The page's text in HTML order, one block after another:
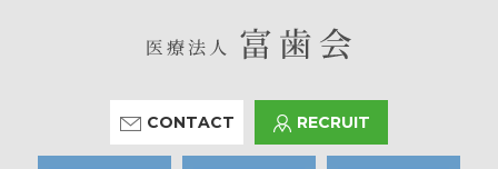
CONTACT RECRUIT